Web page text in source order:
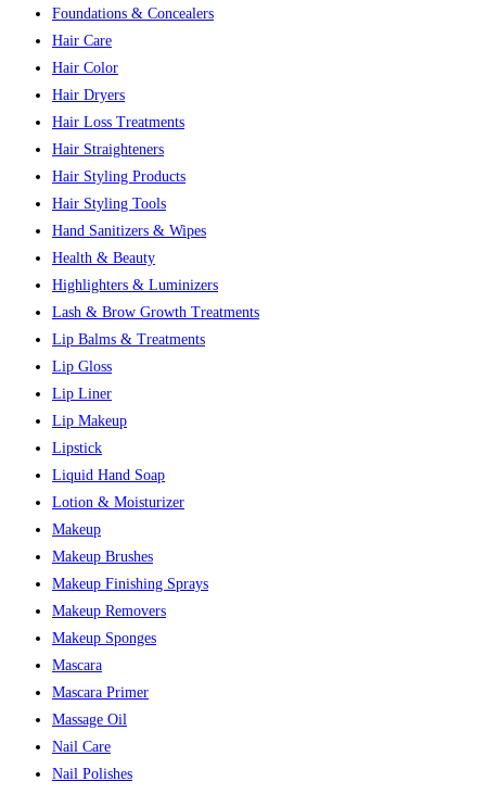
Foundations & Concealers
Hair Care
Hair Color
Hair Dryers
Hair Loss Treatments
Hair Straighteners
Hair Styling Products
Hair Styling Tools
Hand Sanitizers & Wipes
Health & Beauty
Highlighters & Luminizers
Lash & Brow Growth Treatments
Lip Balms & Treatments
Lip Gloss
Lip Liner
Lip Makeup
Lipstick
Liquid Hand Soap
Lotion & Moisturizer
Makeup
Makeup Brushes
Makeup Finishing Sprays
Makeup Removers
Makeup Sponges
Mascara
Mascara Primer
Massage Oil
Nail Care
Nail Polishes